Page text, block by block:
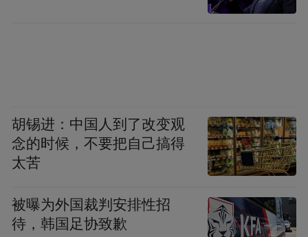
胡锡进：中国人到了改变观
念的时候，不要把自己搞得
太苦
被曝为外国裁判安排性招
待，韩国足协致歉